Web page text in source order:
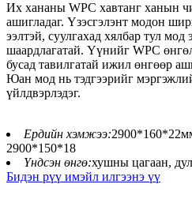
Их хананы WPC хавтанг ханын
ашигладаг. Үзэсгэлэнт модон
ээлтэй, суулгахад хялбар тул мод
шаардлагатай. Үүнийг WPC
бусад тавилгатай ижил өнгөөр
Юан мод нь тэдгээрийг
үйлдвэрлэдэг.
Ердийн хэмжээ:
2900*150*18
Үндсэн өнгө:хушны цагаан,
Бидэн рүү имэйл илгээнэ үү